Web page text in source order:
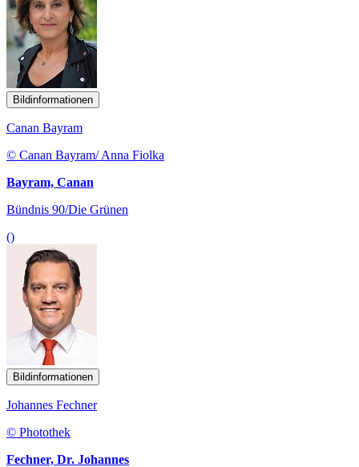
Bildinformationen
Canan Bayram
© Canan Bayram/ Anna Fiolka
Bayram, Canan
Bündnis 90/Die Grünen
()
Bildinformationen
Johannes Fechner
© Photothek
Fechner, Dr. Johannes